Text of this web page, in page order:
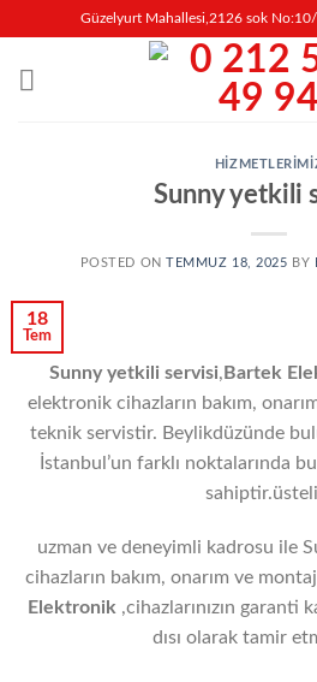
atla
Güzelyurt Mahallesi,2126 sok
Sunny yetkili
POSTED ONTEMMUZ 18, 2025 BY
18
Tem
Sunny yetkili servisi,Bartek
elektronik cihazların bakım,
teknik servistir. Beylikdüzünde
İstanbul’un farklı noktalarında
uzman ve deneyimli kadrosu ile
cihazların bakım, onarım ve
Elektronik ,cihazlarınızın garanti
dısı olarak tamir